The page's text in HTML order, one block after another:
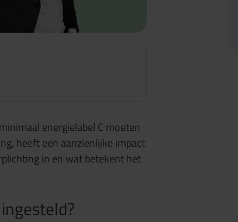
energielabel C moeten
heeft een aanzienlijke impact
in en wat betekent het